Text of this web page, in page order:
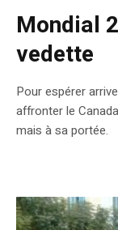
Mondial
vedette
Pour espérer
affronter le
mais à sa portée.